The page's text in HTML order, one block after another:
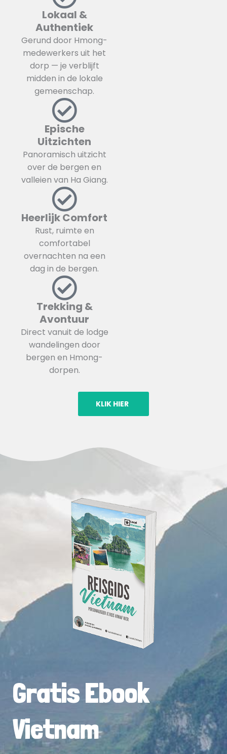
Lokaal &
Authentiek
Gerund door Hmong-
medewerkers uit het
dorp — je verblijft
midden in de lokale
gemeenschap.
Epische
Uitzichten
Panoramisch uitzicht
over de bergen en
valleien van Ha Giang.
Heerlijk Comfort
Rust, ruimte en
comfortabel
overnachten na een
dag in de bergen.
Trekking &
Avontuur
Direct vanuit de lodge
wandelingen door
bergen en Hmong-
dorpen.
KLIK HIER
Gratis Ebook
Vietnam